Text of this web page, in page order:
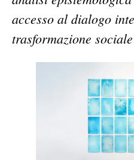
accesso al dialogo
trasformazione